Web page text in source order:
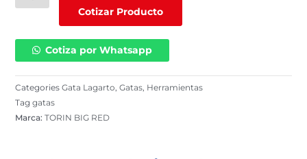
Lagarto
(T820050R)
2
Cotizar Producto
Cotiza por Whatsapp
Categories Gata Lagarto,Gatas, Herramientas
Tag gatas
Marca:TORIN BIG RED